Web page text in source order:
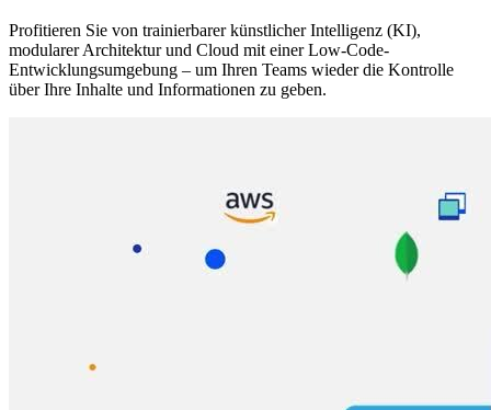
Profitieren Sie von trainierbarer künstlicher Intelligenz (KI),
modularer Architektur und Cloud mit einer Low-Code-
Entwicklungsumgebung – um Ihren Teams wieder die Kontrolle
über Ihre Inhalte und Informationen zu geben.